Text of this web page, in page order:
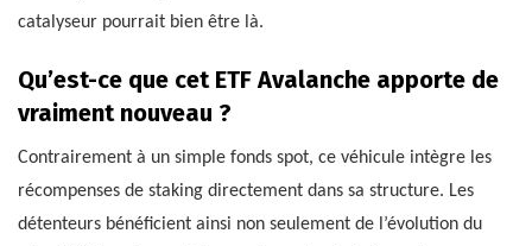
catalyseur pourrait bien être là.
Qu’est-ce que cet ETF Avalanche apporte de
vraiment nouveau ?
Contrairement à un simple fonds spot, ce véhicule intègre les
récompenses de staking directement dans sa structure. Les
détenteurs bénéficient ainsi non seulement de l’évolution du